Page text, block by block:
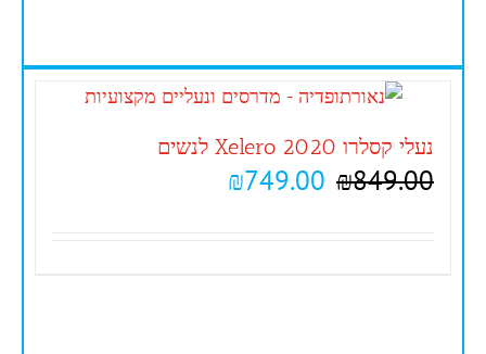
נעלי קסלרו 2020 Xelero לנשים
₪849.00
₪749.00